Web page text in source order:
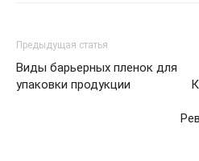
Предыдущая статья
Виды барьерных пленок для
упаковки продукции